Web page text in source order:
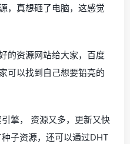
，真想砸了电脑，这感觉
的资源网站给大家，百度
可以找到自己想要铅亮的
擎， 资源又多，更新又快
子资源，还可以通过DHT